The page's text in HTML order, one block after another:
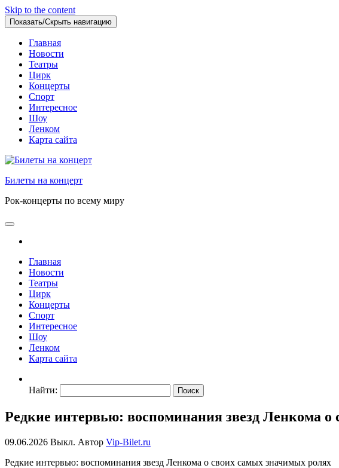
Skip to the content
Показать/Скрыть навигацию
Главная
Новости
Театры
Цирк
Концерты
Спорт
Интересное
Шоу
Ленком
Карта сайта
Билеты на концерт
Рок-концерты по всему миру
Главная
Новости
Театры
Цирк
Концерты
Спорт
Интересное
Шоу
Ленком
Карта сайта
Найти:
Редкие интервью: воспоминания звезд Ленкома
09.06.2026 Выкл. Автор Vip-Bilet.ru
Редкие интервью: воспоминания звезд Ленкома о своих самых значимых ролях